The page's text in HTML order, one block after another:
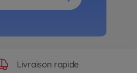
Livraison rapide